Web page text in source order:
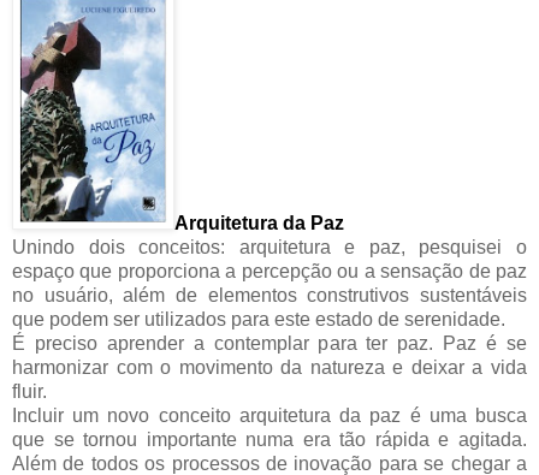
Arquitetura da Paz
Unindo dois conceitos: arquitetura e paz, pesquisei o
espaço que proporciona a percepção ou a sensação de paz
no usuário, além de elementos construtivos sustentáveis
que podem ser utilizados para este estado de serenidade.
É preciso aprender a contemplar para ter paz. Paz é se
harmonizar com o movimento da natureza e deixar a vida
fluir.
Incluir um novo conceito arquitetura da paz é uma busca
que se tornou importante numa era tão rápida e agitada.
Além de todos os processos de inovação para se chegar a